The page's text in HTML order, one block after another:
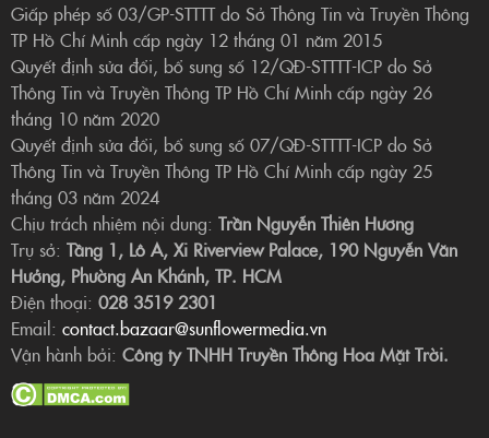
Giấp phép số 03/GP-STTTT do Sở Thông Tin và Truyền Thông
TP Hồ Chí Minh cấp ngày 12 tháng 01 năm 2015
Quyết định sửa đổi, bổ sung số 12/QĐ-STTTT-ICP do Sở
Thông Tin và Truyền Thông TP Hồ Chí Minh cấp ngày 26
tháng 10 năm 2020
Quyết định sửa đổi, bổ sung số 07/QĐ-STTTT-ICP do Sở
Thông Tin và Truyền Thông TP Hồ Chí Minh cấp ngày 25
tháng 03 năm 2024
Chịu trách nhiệm nội dung: Trần Nguyễn Thiên Hương
Trụ sở: Tầng 1, Lô A, Xi Riverview Palace, 190 Nguyễn Văn
Hưởng, Phường An Khánh, TP. HCM
Điện thoại: 028 3519 2301
Email: contact.bazaar@sunflowermedia.vn
Vận hành bởi: Công ty TNHH Truyền Thông Hoa Mặt Trời.